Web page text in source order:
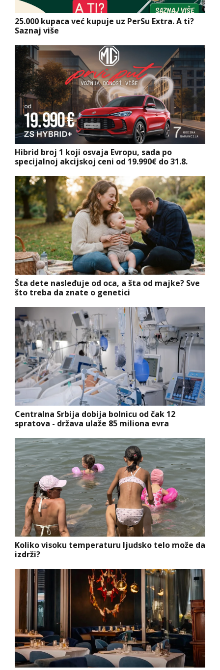
25.000 kupaca već kupuje uz PerSu Extra. A ti?
Saznaj više
Hibrid broj 1 koji osvaja Evropu, sada po
specijalnoj akcijskoj ceni od 19.990€ do 31.8.
Šta dete nasleđuje od oca, a šta od majke? Sve
što treba da znate o genetici
Centralna Srbija dobija bolnicu od čak 12
spratova - država ulaže 85 miliona evra
Koliko visoku temperaturu ljudsko telo može da
izdrži?